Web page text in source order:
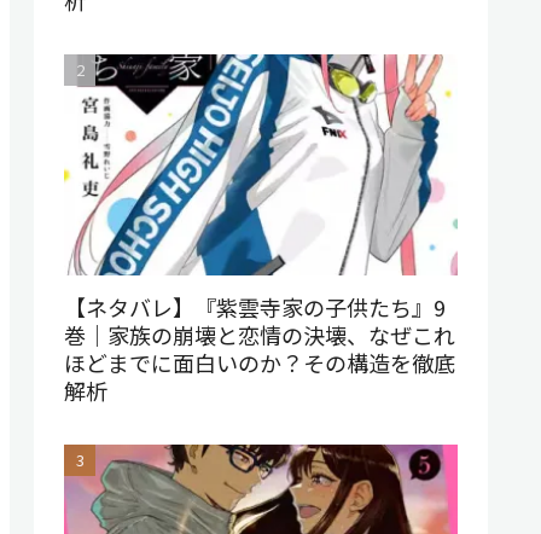
【ネタバレ】『紫雲寺家の子供たち』9
巻｜家族の崩壊と恋情の決壊、なぜこれ
ほどまでに面白いのか？その構造を徹底
解析